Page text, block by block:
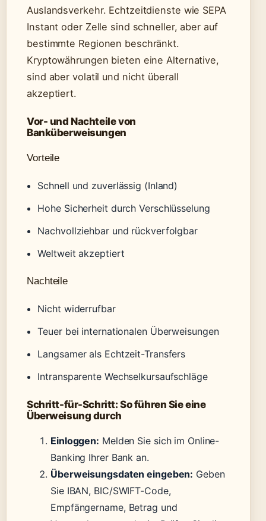
Auslandsverkehr. Echtzeitdienste wie SEPA
Instant oder Zelle sind schneller, aber auf
bestimmte Regionen beschränkt.
Kryptowährungen bieten eine Alternative,
sind aber volatil und nicht überall
akzeptiert.
Vor- und Nachteile von
Banküberweisungen
Vorteile
Schnell und zuverlässig (Inland)
Hohe Sicherheit durch Verschlüsselung
Nachvollziehbar und rückverfolgbar
Weltweit akzeptiert
Nachteile
Nicht widerrufbar
Teuer bei internationalen Überweisungen
Langsamer als Echtzeit-Transfers
Intransparente Wechselkursaufschläge
Schritt-für-Schritt: So führen Sie eine
Überweisung durch
Einloggen: Melden Sie sich im Online-
Banking Ihrer Bank an.
Überweisungsdaten eingeben: Geben
Sie IBAN, BIC/SWIFT-Code,
Empfängername, Betrag und